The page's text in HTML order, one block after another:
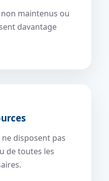
maintenus ou
davantage
disposent pas
de toutes les